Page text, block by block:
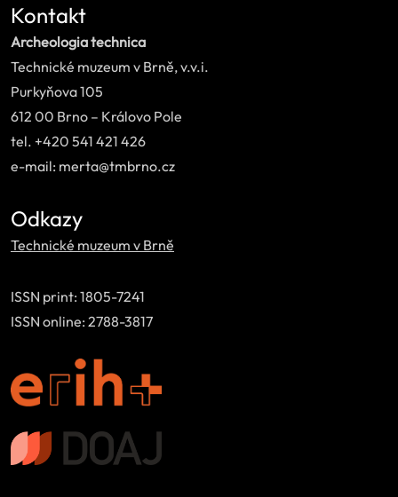
Kontakt
Archeologia technica
Technické muzeum v Brně, v.v.i.
Purkyňova 105
612 00 Brno – Královo Pole
tel. +420 541 421 426
e-mail: merta@tmbrno.cz
Odkazy
Technické muzeum v Brně
ISSN print: 1805-7241
ISSN online: 2788-3817